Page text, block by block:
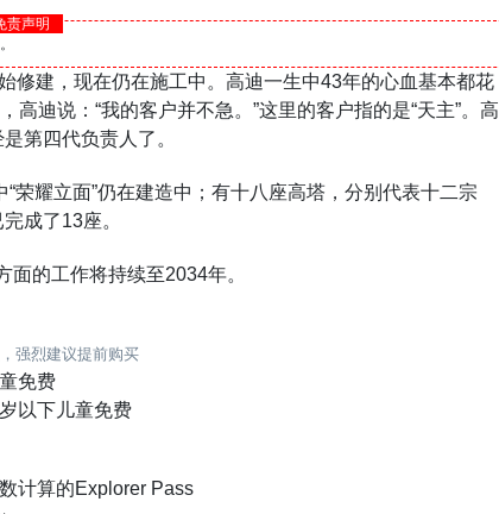
责声明
修建，现在仍在施工中。高迪一生中43年的心血基本都花
迪说：“我的客户并不急。”这里的客户指的是“天主”。高
第四代负责人了。
荣耀立面”仍在建造中；有十八座高塔，分别代表十二宗
成了13座。
的工作将持续至2034年。
强烈建议提前购买
免费
以下儿童免费
计算的Explorer Pass